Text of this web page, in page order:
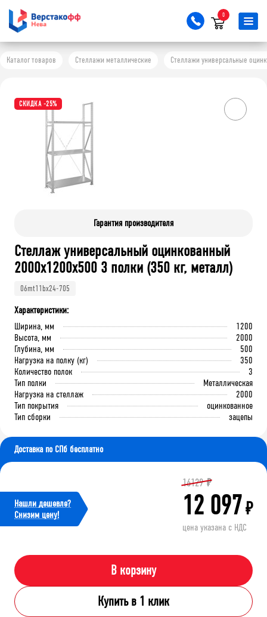
0
Каталог товаров Стеллажи металлические Стеллажи универсальные
СКИДКА -25%
Гарантия производителя
Стеллаж универсальный оцинкованный
2000x1200x500 3 полки (350 кг, металл)
06mt11bx24-705
Характеристики:
Ширина, мм
1200
Высота, мм
2000
Глубина, мм
500
Нагрузка на полку (кг)
350
Количество полок
3
Тип полки
Металлическая
Нагрузка на стеллаж
2000
Тип покрытия
оцинкованное
Тип сборки
зацепы
Доставка по СПб бесплатно
Нашли дешевле?
Cнизим цену!
16129 ₽
12 097₽
цена указана с НДС
В корзину
Купить в 1 клик